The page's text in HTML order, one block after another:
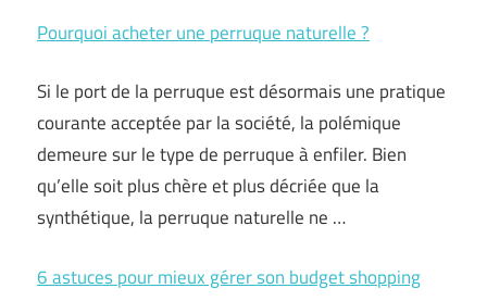
Pourquoi acheter une perruque naturelle ?
Si le port de la perruque est désormais une pratique
courante acceptée par la société, la polémique
demeure sur le type de perruque à enfiler. Bien
qu’elle soit plus chère et plus décriée que la
synthétique, la perruque naturelle ne …
6 astuces pour mieux gérer son budget shopping